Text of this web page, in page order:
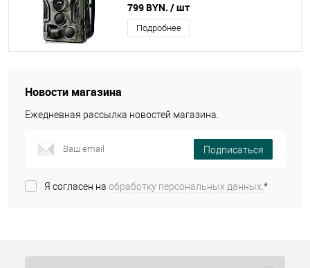
799 BYN. / шт
Подробнее
Новости магазина
Ежедневная рассылка новостей магазина.
Подписаться
Я согласен на обработку персональных данных.*